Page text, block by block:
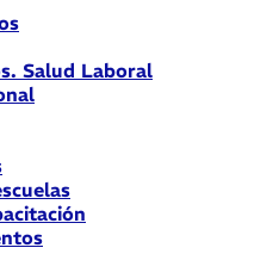
Salud Laboral